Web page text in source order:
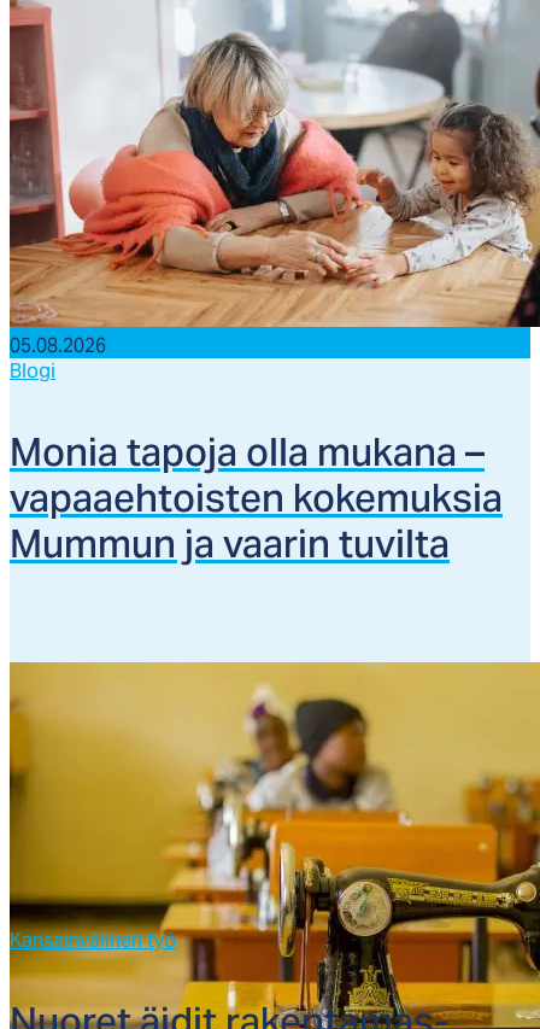
05.08.2026
Blogi
Mo­nia ta­po­ja ol­la mu­ka­na –
va­paaeh­tois­ten ko­ke­muk­sia
Mum­mun ja vaa­rin tu­vil­ta
Kansainvälinen työ